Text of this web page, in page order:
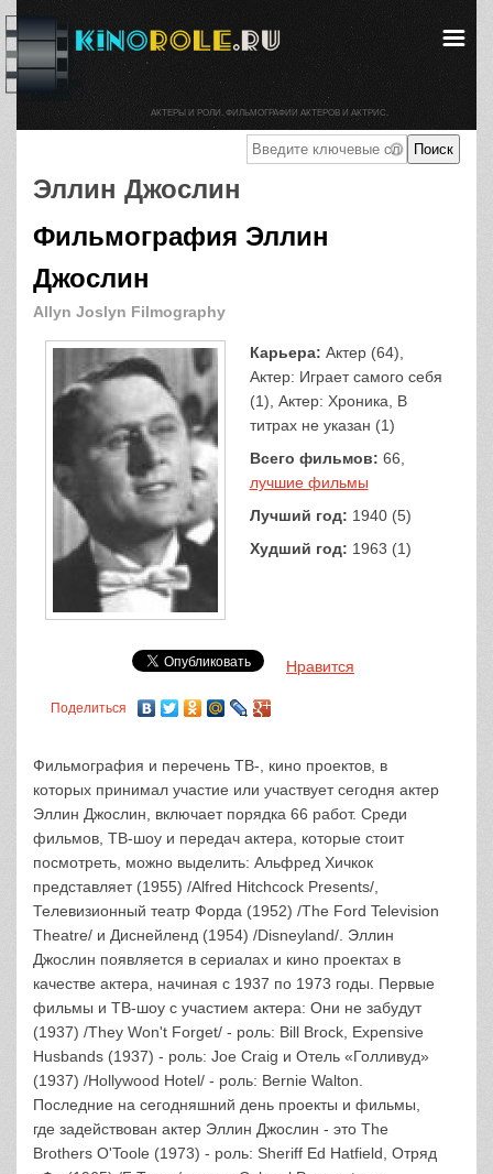
Эллин Джослин
Фильмография Эллин
Джослин
Allyn Joslyn Filmography
Карьера: Актер (64),
Актер: Играет самого себя
(1), Актер: Хроника, В
титрах не указан (1)
Всего фильмов: 66,
лучшие фильмы
Лучший год: 1940 (5)
Худший год: 1963 (1)
Нравится
Поделиться
Фильмография и перечень ТВ-, кино проектов, в
которых принимал участие или участвует сегодня актер
Эллин Джослин, включает порядка 66 работ. Среди
фильмов, ТВ-шоу и передач актера, которые стоит
посмотреть, можно выделить: Альфред Хичкок
представляет (1955) /Alfred Hitchcock Presents/,
Телевизионный театр Форда (1952) /The Ford Television
Theatre/ и Диснейленд (1954) /Disneyland/. Эллин
Джослин появляется в сериалах и кино проектах в
качестве актера, начиная с 1937 по 1973 годы. Первые
фильмы и ТВ-шоу с участием актера: Они не забудут
(1937) /They Won't Forget/ - роль: Bill Brock, Expensive
Husbands (1937) - роль: Joe Craig и Отель «Голливуд»
(1937) /Hollywood Hotel/ - роль: Bernie Walton.
Последние на сегодняшний день проекты и фильмы,
где задействован актер Эллин Джослин - это The
Brothers O'Toole (1973) - роль: Sheriff Ed Hatfield, Отряд
АКТЕРЫ И РОЛИ. ФИЛЬМОГРАФИИ АКТЕРОВ И АКТРИС.